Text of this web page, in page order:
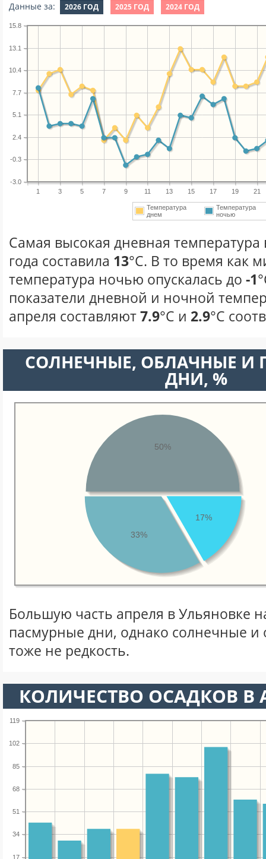
Данные за: 2026 ГОД 2025 ГОД 2024 ГОД
1 3 5 7 9 11 13 15 17 19 21
-3.0
-0.3
2.4
5.1
7.7
10.4
13.1
15.8
Температура
днем
Температура
ночью
Самая высокая дневная температура
года составила 13°С. В то время как
температура ночью опускалась до -1
показатели дневной и ночной
апреля составляют7.9°С и 2.9°С
CОЛНЕЧНЫЕ, ОБЛАЧНЫЕ И
ДНИ, %
17%
33%
50%
Большую часть апреля в Ульяновке
пасмурные дни, однако солнечные
тоже не редкость.
КОЛИЧЕСТВО ОСАДКОВ В
17
34
51
68
85
102
119